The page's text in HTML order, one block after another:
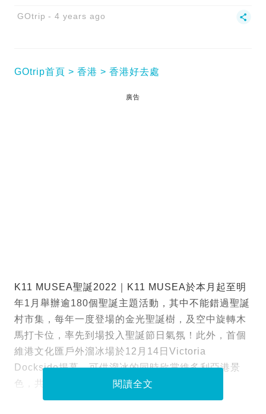
GOtrip 4 years ago
GOtrip首頁 香港 香港好去處
廣告
K11 MUSEA聖誕2022｜K11 MUSEA於本月起至明
年1月舉辦逾180個聖誕主題活動，其中不能錯過聖誕
村市集，每年一度登場的金光聖誕樹，及空中旋轉木
馬打卡位，率先到場投入聖誕節日氣氛！此外，首個
維港文化匯戶外溜冰場於12月14日Victoria
Dockside揭幕，可供溜冰的同時欣賞維多利亞港景
色，共度浪漫聖誕。
閱讀全文